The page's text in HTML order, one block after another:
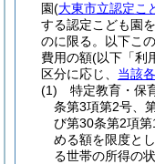
園(大東市立認定こ
する認定こども園
のに限る。以下こ
費用の額(以下「利
区分に応じ、 当該
(1)
特定教育・保
条第3項第2号、
び第30条第2項
める額を限度と
る世帯の所得の